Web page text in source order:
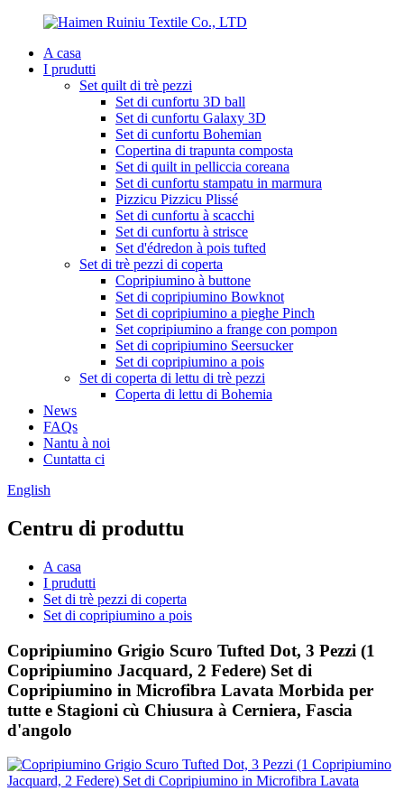
A casa
I prudutti
Set quilt di trè pezzi
Set di cunfortu 3D ball
Set di cunfortu Galaxy 3D
Set di cunfortu Bohemian
Copertina di trapunta composta
Set di quilt in pelliccia coreana
Set di cunfortu stampatu in marmura
Pizzicu Pizzicu Plissé
Set di cunfortu à scacchi
Set di cunfortu à strisce
Set d'édredon à pois tufted
Set di trè pezzi di coperta
Copripiumino à buttone
Set di copripiumino Bowknot
Set di copripiumino a pieghe Pinch
Set copripiumino a frange con pompon
Set di copripiumino Seersucker
Set di copripiumino a pois
Set di coperta di lettu di trè pezzi
Coperta di lettu di Bohemia
News
FAQs
Nantu à noi
Cuntatta ci
English
Centru di produttu
A casa
I prudutti
Set di trè pezzi di coperta
Set di copripiumino a pois
Copripiumino Grigio Scuro Tufted Dot, 3 Pezzi (1
Copripiumino Jacquard, 2 Federe) Set di
Copripiumino in Microfibra Lavata Morbida per
tutte e Stagioni cù Chiusura à Cerniera, Fascia
d'angolo